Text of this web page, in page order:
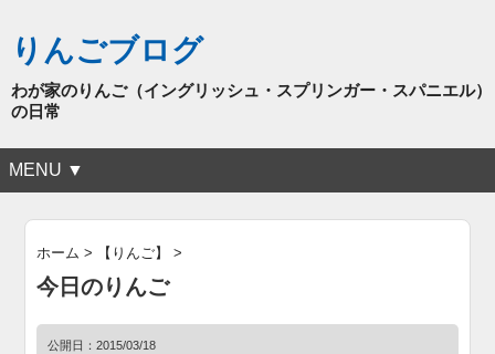
りんごブログ
わが家のりんご（イングリッシュ・スプリンガー・スパニエル）
の日常
MENU ▼
ホーム > 【りんご】 >
今日のりんご
公開日：2015/03/18